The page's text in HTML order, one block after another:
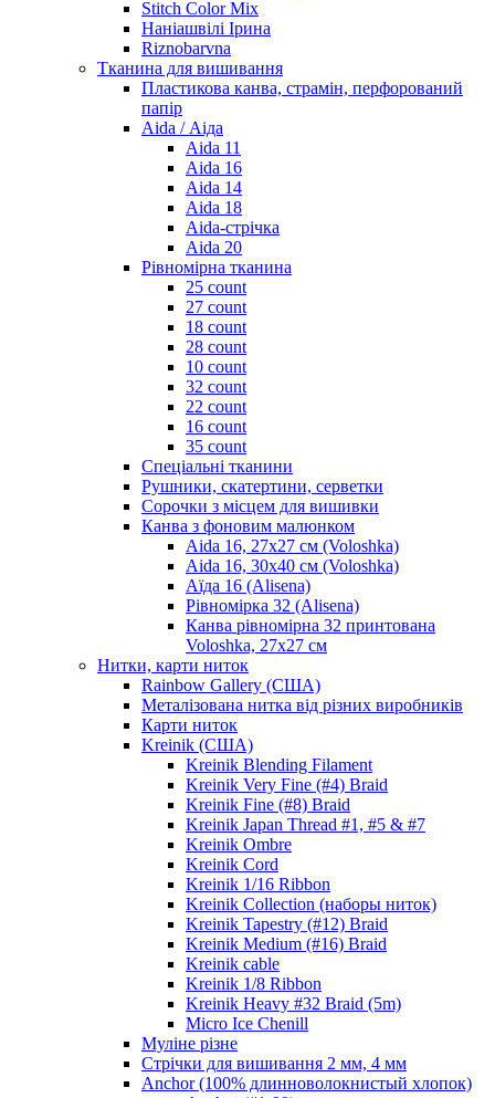
Stitch Color Mix
Наніашвілі Ірина
Riznobarvna
Тканина для вишивання
Пластикова канва, страмін, перфорований
папір
Aida / Аіда
Aida 11
Aida 16
Aida 14
Aida 18
Aida-стрічка
Aida 20
Рівномірна тканина
25 count
27 count
18 count
28 count
10 count
32 count
22 count
16 count
35 count
Спеціальні тканини
Рушники, скатертини, серветки
Сорочки з місцем для вишивки
Канва з фоновим малюнком
Aida 16, 27х27 см (Voloshka)
Aida 16, 30х40 см (Voloshka)
Аїда 16 (Alisena)
Рівномірка 32 (Alisena)
Канва рівномірна 32 принтована
Voloshka, 27х27 см
Нитки, карти ниток
Rainbow Gallery (США)
Металізована нитка від різних виробників
Карти ниток
Kreinik (США)
Kreinik Blending Filament
Kreinik Very Fine (#4) Braid
Kreinik Fine (#8) Braid
Kreinik Japan Thread #1, #5 & #7
Kreinik Ombre
Kreinik Cord
Kreinik 1/16 Ribbon
Kreinik Collection (наборы ниток)
Kreinik Tapestry (#12) Braid
Kreinik Medium (#16) Braid
Kreinik cable
Kreinik 1/8 Ribbon
Kreinik Heavy #32 Braid (5m)
Micro Ice Chenill
Муліне різне
Стрічки для вишивання 2 мм, 4 мм
Anchor (100% длинноволокнистый хлопок)